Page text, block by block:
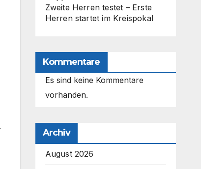
Zweite Herren testet – Erste
Herren startet im Kreispokal
Kommentare
Es sind keine Kommentare
vorhanden.
Archiv
August 2026